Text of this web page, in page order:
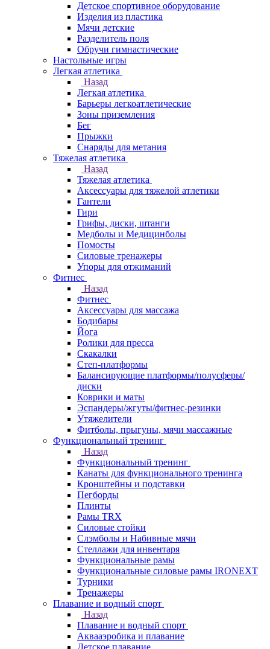
Детское спортивное оборудование
Изделия из пластика
Мячи детские
Разделитель поля
Обручи гимнастические
Настольные игры
Легкая атлетика
Назад
Легкая атлетика
Барьеры легкоатлетические
Зоны приземления
Бег
Прыжки
Снаряды для метания
Тяжелая атлетика
Назад
Тяжелая атлетика
Аксессуары для тяжелой атлетики
Гантели
Гири
Грифы, диски, штанги
Медболы и Медицинболы
Помосты
Силовые тренажеры
Упоры для отжиманий
Фитнес
Назад
Фитнес
Аксессуары для массажа
Бодибары
Йога
Ролики для пресса
Скакалки
Степ-платформы
Балансирующие платформы/полусферы/
диски
Коврики и маты
Эспандеры/жгуты/фитнес-резинки
Утяжелители
Фитболы, прыгуны, мячи массажные
Функциональный тренинг
Назад
Функциональный тренинг
Канаты для функционального тренинга
Кронштейны и подставки
Пегборды
Плинты
Рамы TRX
Силовые стойки
Слэмболы и Набивные мячи
Стеллажи для инвентаря
Функциональные рамы
Функциональные силовые рамы IRONEXT
Турники
Тренажеры
Плавание и водный спорт
Назад
Плавание и водный спорт
Аквааэробика и плавание
Детское плавание